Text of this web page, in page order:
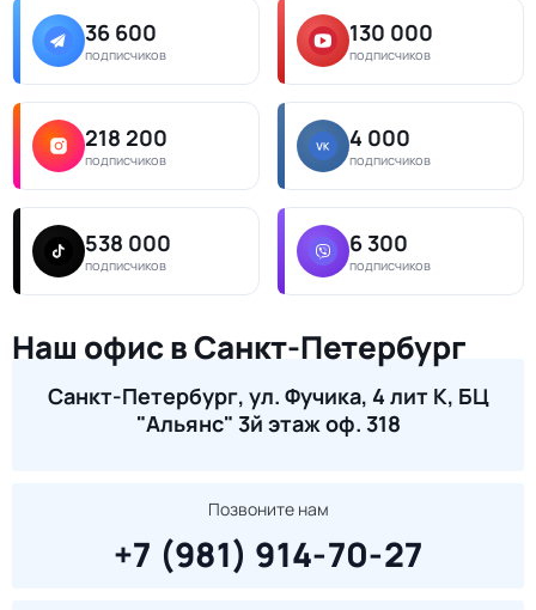
36 600
подписчиков
130 000
подписчиков
218 200
подписчиков
4 000
подписчиков
538 000
подписчиков
6 300
подписчиков
Наш офис в Санкт-Петербург
Санкт-Петербург, ул. Фучика, 4 лит К, БЦ
"Альянс" 3й этаж оф. 318
Позвоните нам
+7 (981) 914-70-27